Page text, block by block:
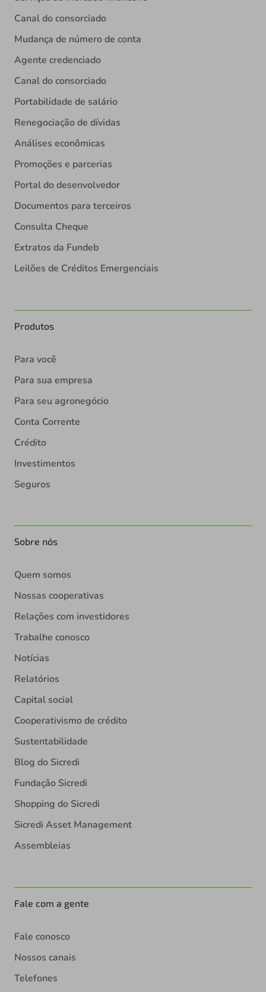
Canal do consorciado
Mudança de número de conta
Agente credenciado
Canal do consorciado
Portabilidade de salário
Renegociação de dívidas
Análises econômicas
Promoções e parcerias
Portal do desenvolvedor
Documentos para terceiros
Consulta Cheque
Extratos da Fundeb
Leilões de Créditos Emergenciais
Produtos
Para você
Para sua empresa
Para seu agronegócio
Conta Corrente
Crédito
Investimentos
Seguros
Sobre nós
Quem somos
Nossas cooperativas
Relações com investidores
Trabalhe conosco
Notícias
Relatórios
Capital social
Cooperativismo de crédito
Sustentabilidade
Blog do Sicredi
Fundação Sicredi
Shopping do Sicredi
Sicredi Asset Management
Assembleias
Fale com a gente
Fale conosco
Nossos canais
Telefones